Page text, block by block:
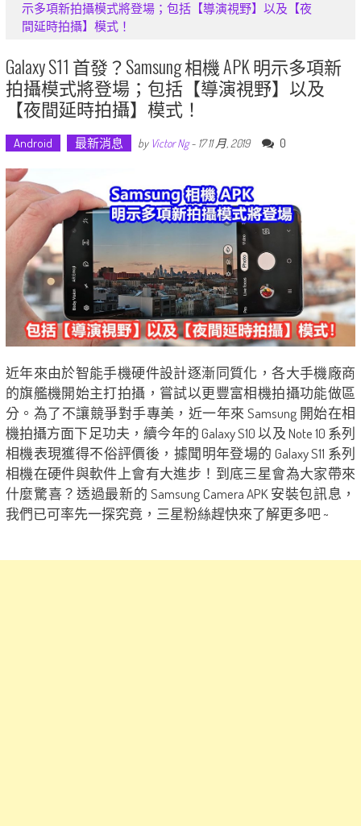
示多項新拍攝模式將登場；包括【導演視野】以及【夜
間延時拍攝】模式！
Galaxy S11 首發？Samsung 相機 APK 明示多項新
拍攝模式將登場；包括【導演視野】以及
【夜間延時拍攝】模式！
Android 最新消息 by Victor Ng- 17 11 月, 2019 0
近年來由於智能手機硬件設計逐漸同質化，各大手機廠商
的旗艦機開始主打拍攝，嘗試以更豐富相機拍攝功能做區
分。為了不讓競爭對手專美，近一年來 Samsung 開始在相
機拍攝方面下足功夫，續今年的 Galaxy S10 以及 Note 10 系列
相機表現獲得不俗評價後，據聞明年登場的 Galaxy S11 系列
相機在硬件與軟件上會有大進步！到底三星會為大家帶來
什麼驚喜？透過最新的 Samsung Camera APK 安裝包訊息，
我們已可率先一探究竟，三星粉絲趕快來了解更多吧 ~